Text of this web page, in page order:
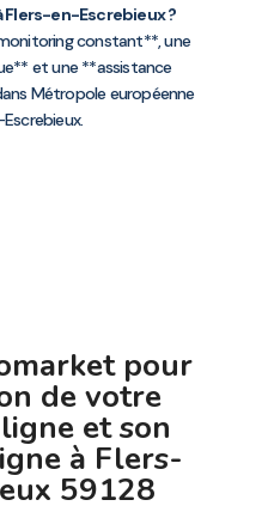
en-Escrebieux ?
constant**, une
et une **assistance
Métropole européenne
pour
de votre
et son
à Flers-
59128